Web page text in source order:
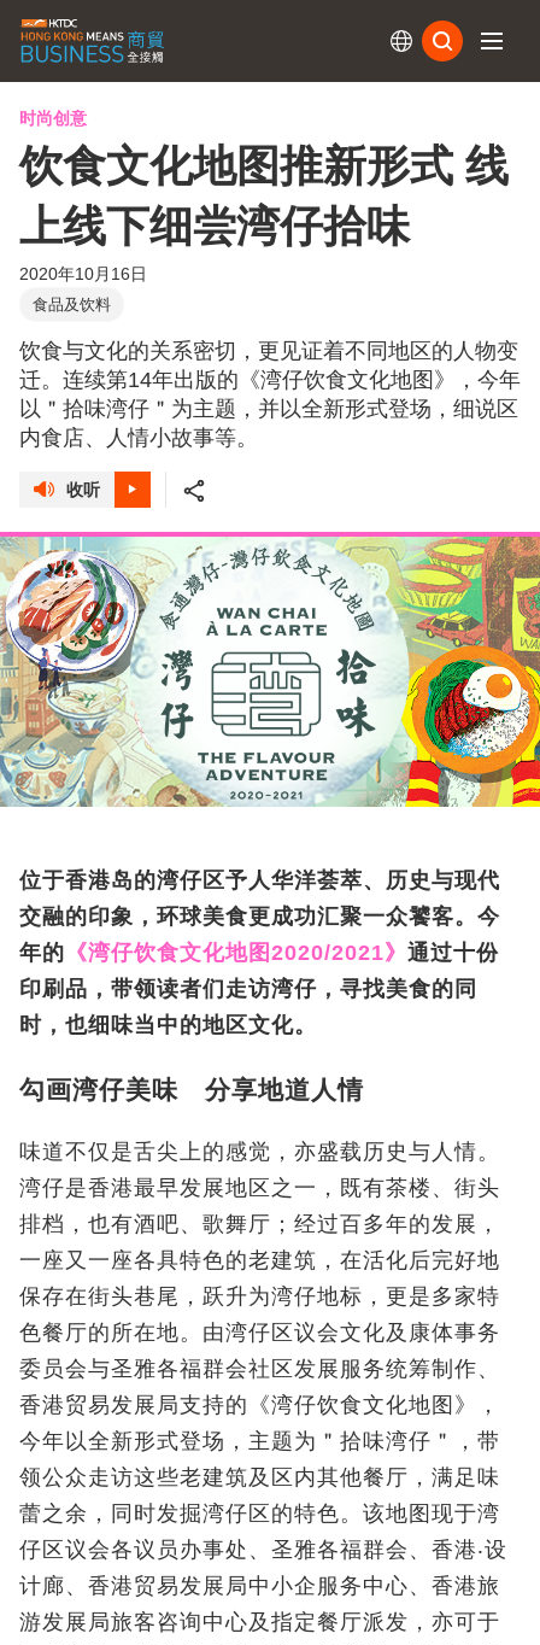
时尚创意
饮食文化地图推新形式 线
上线下细尝湾仔拾味
2020年10月16日
食品及饮料
饮食与文化的关系密切，更见证着不同地区的人物变
迁。连续第14年出版的《湾仔饮食文化地图》，今年
以＂拾味湾仔＂为主题，并以全新形式登场，细说区
内食店、人情小故事等。
收听
位于香港岛的湾仔区予人华洋荟萃、历史与现代
交融的印象，环球美食更成功汇聚一众饕客。今
年的 《湾仔饮食文化地图2020/2021》 通过十份
印刷品，带领读者们走访湾仔，寻找美食的同
时，也细味当中的地区文化。
勾画湾仔美味 分享地道人情
味道不仅是舌尖上的感觉，亦盛载历史与人情。
湾仔是香港最早发展地区之一，既有茶楼、街头
排档，也有酒吧、歌舞厅；经过百多年的发展，
一座又一座各具特色的老建筑，在活化后完好地
保存在街头巷尾，跃升为湾仔地标，更是多家特
色餐厅的所在地。由湾仔区议会文化及康体事务
委员会与圣雅各福群会社区发展服务统筹制作、
香港贸易发展局支持的 《湾仔饮食文化地图》
，
今年以全新形式登场，主题为＂拾味湾仔＂，带
领公众走访这些老建筑及区内其他餐厅，满足味
蕾之余，同时发掘湾仔区的特色。该地图现于湾
仔区议会各议员办事处、圣雅各福群会、香港‧设
计廊、香港贸易发展局中小企服务中心、香港旅
游发展局旅客咨询中心及指定餐厅派发，亦可于